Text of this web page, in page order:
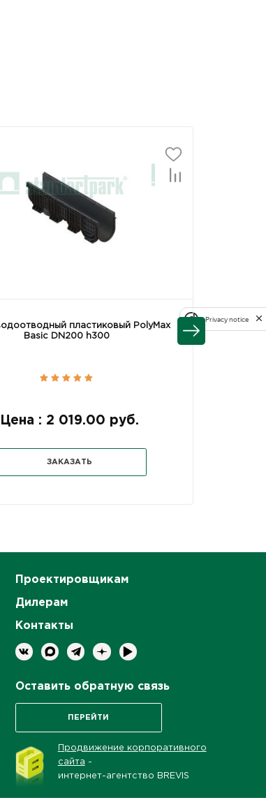
пластиковый PolyMax
Basic DN200 h300
Цена : 2 019.00 руб.
ЗАКАЗАТЬ
Проектировщикам
Дилерам
Контакты
Оставить обратную связь
ПЕРЕЙТИ
Продвижение корпоративного
сайта -
интернет-агентство BREVIS
Privacy notice